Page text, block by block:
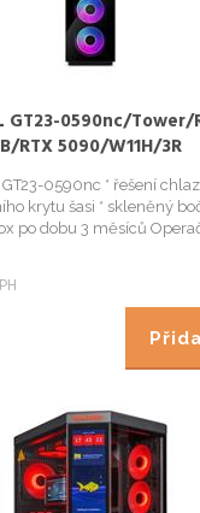
GT23-0590nc/Tower/
RTX 5090/W11H/3R
GT23-0590nc * řešení
krytu šasi * skleněný
po dobu 3 měsíců